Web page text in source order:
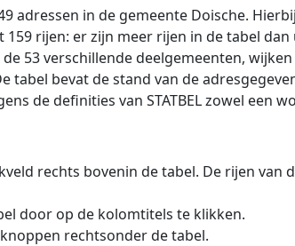
adressen in de gemeente Doische.
159 rijen: er zijn meer rijen in de tabel
53 verschillende deelgemeenten,
bevat de stand van de
de definities van STATBEL zowel een
rechts bovenin de tabel. De rijen
door op de kolomtitels te klikken.
rechtsonder de tabel.